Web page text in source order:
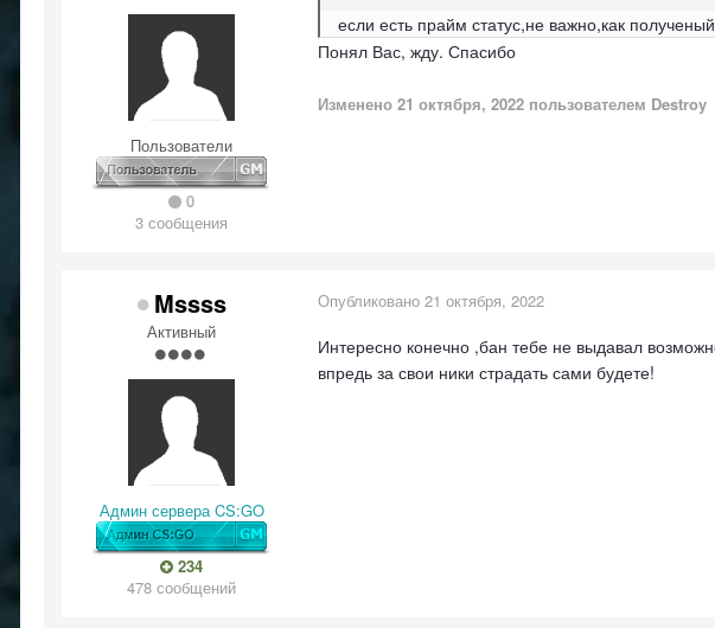
Пользователи
0
3 сообщения
если есть прайм статус,не важно,как
Понял Вас, жду. Спасибо
Изменено 21 октября, 2022 пользователем Destroy
Mssss
Активный
Админ сервера CS:GO
234
478 сообщений
Опубликовано 21 октября, 2022
Интересно конечно ,бан тебе не выдавал
впредь за свои ники страдать сами будете!